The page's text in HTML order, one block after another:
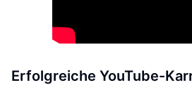
Erfolgreiche YouTube-